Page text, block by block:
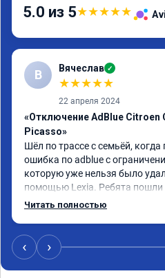
5.0 из 5★★★★★
В Вячеслав ✓
★★★★★
22 апреля 2024
«Отключение AdBlue Citroen
Picasso»
Шёл по трассе с семьёй, когда
ошибка по adblue с
которую уже нельзя было
помощью Lexia. Ребята пошли
оперативно приняли и за час
Читать полностью
‹ ›